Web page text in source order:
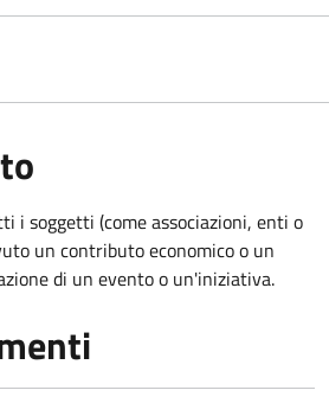
i soggetti (come associazioni, enti o
un contributo economico o un
di un evento o un'iniziativa.